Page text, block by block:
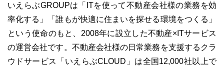
いえらぶGROUPは「ITを使って不動産会社様の業務を効
率化する」「誰もが快適に住まいを探せる環境をつくる」
という使命のもと、2008年に設立した不動産×ITサービス
の運営会社です。不動産会社様の日常業務を支援するクラ
ウドサービス「いえらぶCLOUD」は全国12,000社以上で